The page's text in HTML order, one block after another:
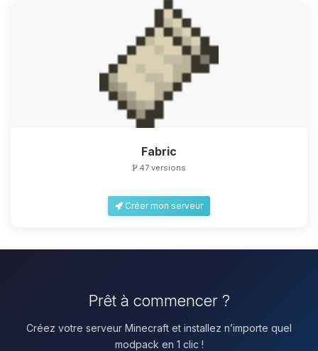
Fabric
47 versions
Créer mon serveur
Prêt à commencer ?
Créez votre serveur Minecraft et installez n’importe quel
modpack en 1 clic !